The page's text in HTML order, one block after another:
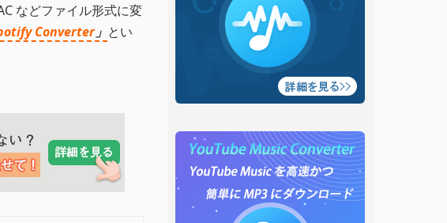
などファイル形式に変
Converter」 とい